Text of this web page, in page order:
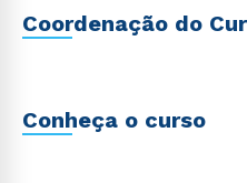
Coordenação do
Conheça o curso